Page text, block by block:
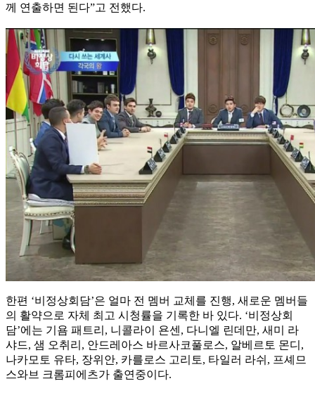
께 연출하면 된다”고 전했다.
한편 ‘비정상회담’은 얼마 전 멤버 교체를 진행, 새로운 멤버들
의 활약으로 자체 최고 시청률을 기록한 바 있다. ‘비정상회
담’에는 기욤 패트리, 니콜라이 욘센, 다니엘 린데만, 새미 라
샤드, 샘 오취리, 안드레아스 바르사코풀로스, 알베르토 몬디,
나카모토 유타, 장위안, 카를로스 고리토, 타일러 라쉬, 프셰므
스와브 크롬피에츠가 출연중이다.